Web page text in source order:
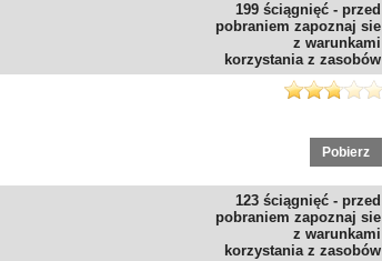
199 ściągnięć - przed
pobraniem zapoznaj sie
z warunkami
korzystania z zasobów
Pobierz
123 ściągnięć - przed
pobraniem zapoznaj sie
z warunkami
korzystania z zasobów